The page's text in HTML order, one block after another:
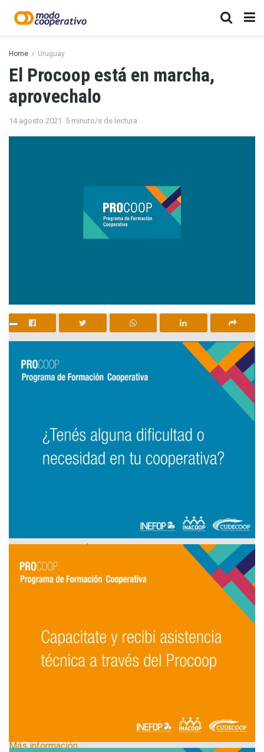
Home Uruguay
El Procoop está en marcha,
aprovechalo
14 agosto 2021 5 minuto/s de lectura
Se encuentra abierto el llamado para que cooperativas
reciban capacitación y/o asistencia técnica para mejorar las
capacidades para el empleo.
Procoop, es desarrollar y fortalecer emprendimientos de la
economía social.
Las cooperativas y organizaciones de la economía social
El tope establecido por cooperativa u organización
beneficiaria es de $ 120.000 de fondos Procoop en el
período del convenio. En esta ocasión se trata de
proyectos que deben culminar su proceso de capacitación
o asistencia técnica, antes del 30 de noviembre, por eso
motivamos a quienes quieran aprovechar esta oportunidad
Para que el proceso sea fluido, en el caso de que no tengas
total claridad sobre la posible necesidad de tu cooperativa,
Más información